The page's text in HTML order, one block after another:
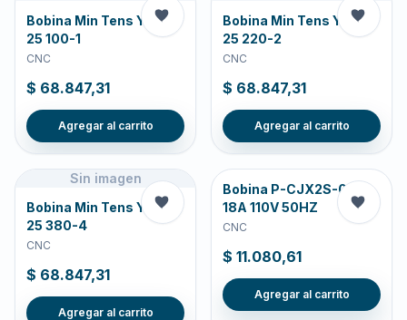
Bobina Min Tens YCP5-
25 100-1
CNC
$ 68.847,31
Agregar al carrito
Bobina Min Tens YCP5-
25 220-2
CNC
$ 68.847,31
Agregar al carrito
Sin imagen
Bobina Min Tens YCP5-
25 380-4
CNC
$ 68.847,31
Agregar al carrito
Bobina P-CJX2S-09-
18A 110V 50HZ
CNC
$ 11.080,61
Agregar al carrito